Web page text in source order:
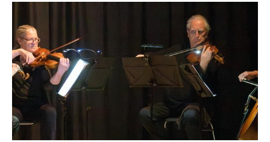
Les dernières années du compositeur jouées par 4
comédiens et illustrées par ses compositions jouées en
direct par le quatuor à cordes. Un moment intense.